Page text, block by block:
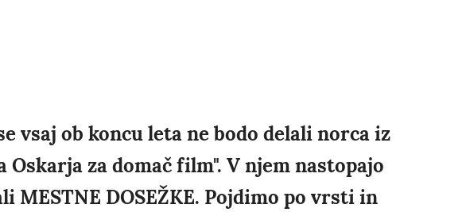
vsaj ob koncu leta ne bodo delali norca iz
Oskarja za domač film". V njem nastopajo
DOSEŽKE. Pojdimo po vrsti in